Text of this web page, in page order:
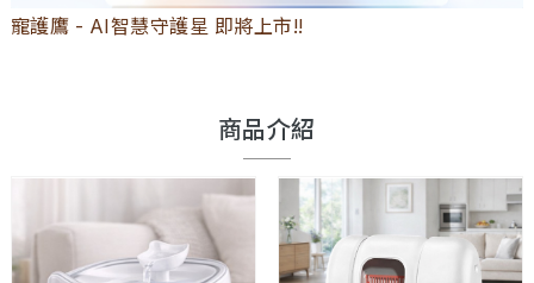
寵護鷹 - AI智慧守護星 即將上市!!
商品介紹